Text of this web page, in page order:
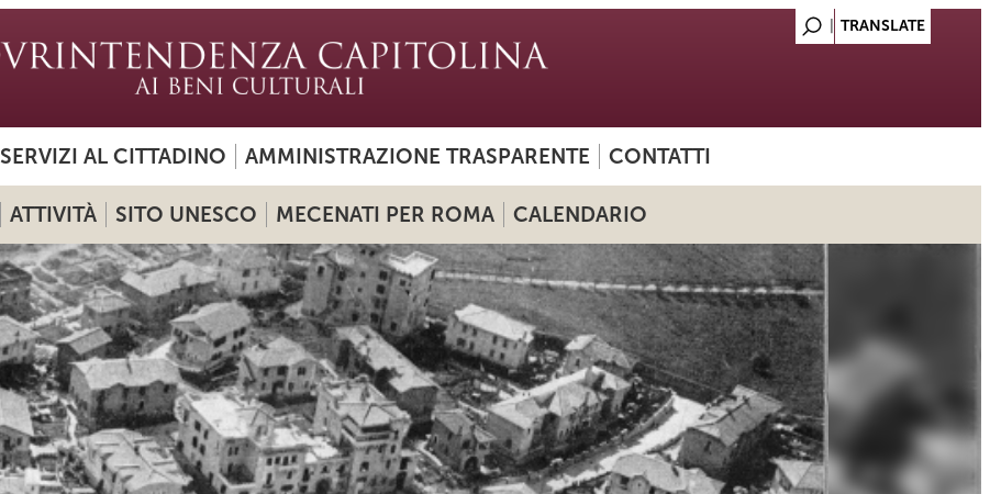
SERVIZI AL CITTADINO AMMINISTRAZIONE TRASPARENTE CONTATTI
ATTIVITÀ SITO UNESCO MECENATI PER ROMA CALENDARIO